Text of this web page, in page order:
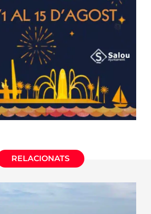
RELACIONATS